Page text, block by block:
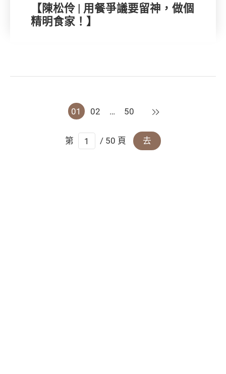
【陳松伶 | 用餐爭議要留神，做個
精明食家！】
01 02 … 50 下一頁
第 / 50 頁 去